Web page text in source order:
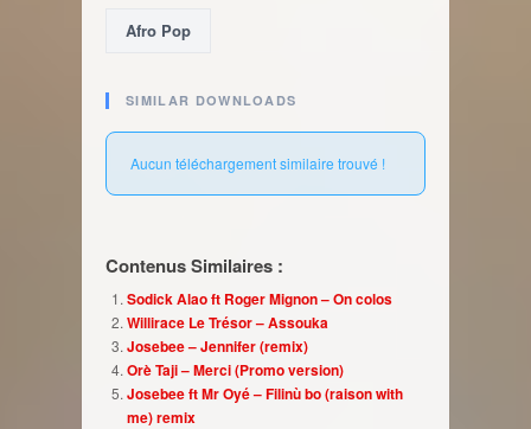
Afro Pop
SIMILAR DOWNLOADS
Aucun téléchargement similaire trouvé !
Contenus Similaires :
Sodick Alao ft Roger Mignon – On colos
Willirace Le Trésor – Assouka
Josebee – Jennifer (remix)
Orè Taji – Merci (Promo version)
Josebee ft Mr Oyé – Filinù bo (raison with
me) remix